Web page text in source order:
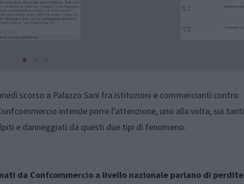
scorso a Palazzo Sani fra istituzioni e commercianti contro
intende porre l’attenzione, uno alla volta, sui tanti
e danneggiati da questi due tipi di fenomeno.
da Confcommercio a livello nazionale parlano di perdite